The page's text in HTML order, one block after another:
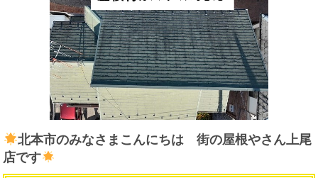
北本市のみなさまこんにちは 街の屋根やさん上尾
店です